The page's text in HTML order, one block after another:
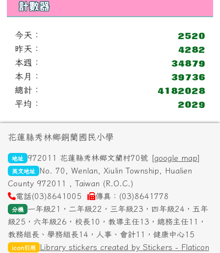
計數器
今天：
昨天：
本週：
本月：
總計：
平均：
頁尾區域內容
花蓮縣秀林鄉銅蘭國民小學
地址 972011 花蓮縣秀林鄉文蘭村70號 [google map]
英文地址
No. 70, Wenlan, Xiulin Township, Hualien
County 972011 , Taiwan (R.O.C.)
電話(03)8641005
傳真：(03)8641778
分機
一年級21，二年級22，三年級23，四年級24，五年
級25，六年級26，校長10，教導主任13，總務主任11，
教務組長、學務組長14，人事、會計11，健康中心15
icon引用 Library stickers created by Stickers - Flaticon